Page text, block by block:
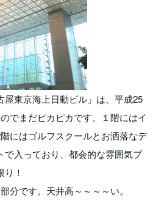
屋東京海上日動ビル」は、平成25
でまだピカピカです。１階にはイ
にはゴルフスクールとお洒落なデ
で入っており、都会的な雰囲気プ
！
分です。天井高～～～～い。